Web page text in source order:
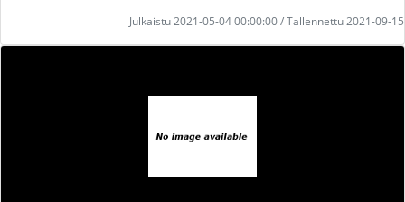
Julkaistu 2021-05-04 00:00:00 / Tallennettu 2021-09-15